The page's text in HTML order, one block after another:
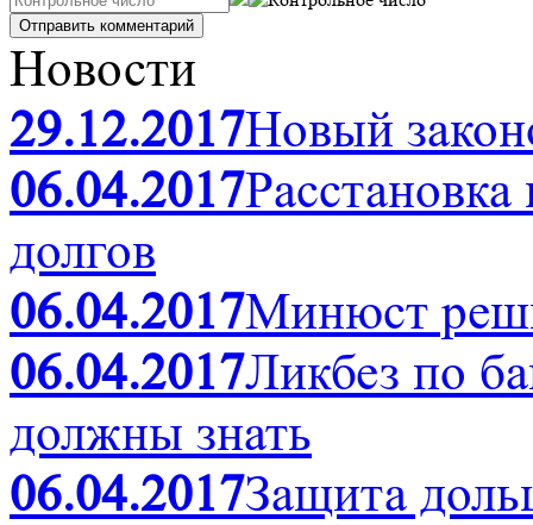
Новости
29.12.2017Новый
06.04.2017
долгов
06.04.2017Минюст
06.04.2017Ликбез по
должны знать
06.04.2017Защита